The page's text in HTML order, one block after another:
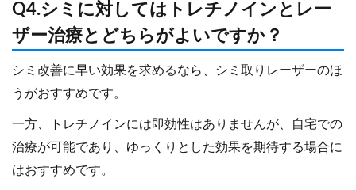
Q4.シミに対してはトレチノインとレー
ザー治療とどちらがよいですか？
シミ改善に早い効果を求めるなら、シミ取りレーザーのほ
うがおすすめです。
一方、トレチノインには即効性はありませんが、自宅での
治療が可能であり、ゆっくりとした効果を期待する場合に
はおすすめです。